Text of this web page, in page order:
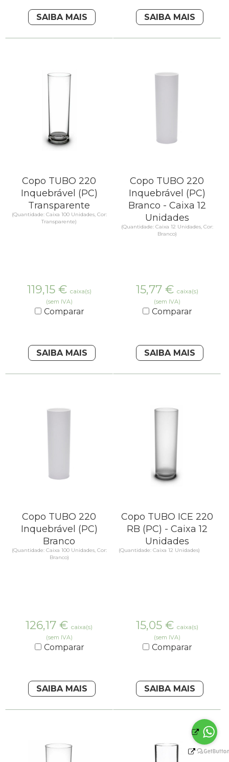
SAIBA MAIS SAIBA MAIS
Copo TUBO 220
Inquebrável (PC)
Transparente
(Quantidade: Caixa 100 Unidades, Cor:
Transparente)
119,15 € caixa(s)
(sem IVA)
Comparar
SAIBA MAIS
Copo TUBO 220
Inquebrável (PC)
Branco - Caixa 12
Unidades
(Quantidade: Caixa 12 Unidades, Cor:
Branco)
15,77 € caixa(s)
(sem IVA)
Comparar
SAIBA MAIS
Copo TUBO 220
Inquebrável (PC)
Branco
(Quantidade: Caixa 100 Unidades, Cor:
Branco)
126,17 € caixa(s)
(sem IVA)
Comparar
SAIBA MAIS
Copo TUBO ICE 220
RB (PC) - Caixa 12
Unidades
(Quantidade: Caixa 12 Unidades)
15,05 € caixa(s)
(sem IVA)
Comparar
SAIBA MAIS